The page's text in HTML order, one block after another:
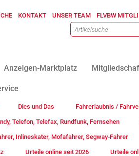
KONTAKT UNSER TEAM FLVBW
Anzeigen-Marktplatz
Dies und Das Fahrerlaubnis /
Telefon, Telefax, Rundfunk, Fernsehen
Inlineskater, Mofafahrer, Segway-Fahrer
Urteile online seit 2026 Urteile